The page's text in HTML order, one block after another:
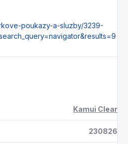
poukazy-a-sluzby/3239-
Kamui Clear
230826